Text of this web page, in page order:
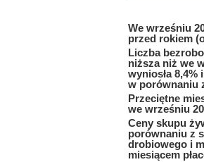
We wrześniu
przed rokiem
Liczba
niższa niż we
wyniosła 8,4%
w porównaniu
Przeciętne
we wrześniu
Ceny skupu
porównaniu z
drobiowego i
miesiącem